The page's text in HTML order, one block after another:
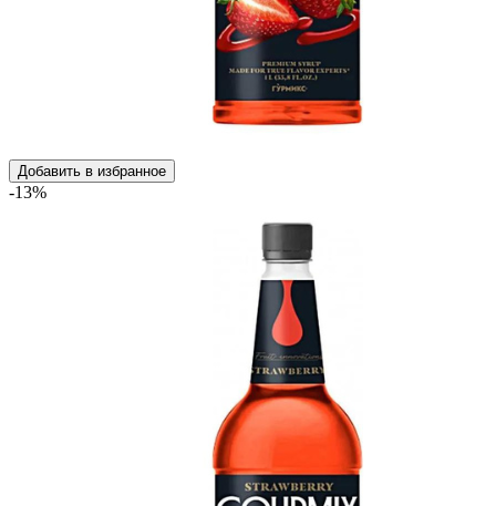
Добавить в избранное
-13%